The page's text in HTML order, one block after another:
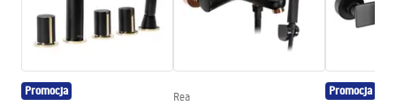
Średnica podłączenia:
1/2 cala
Rozstaw przyłączy:
Gwarancja
Pielęgnacja.pdf
Pielęgnacja
Pielęgnacja.pdf
Promocja Rea Promocja